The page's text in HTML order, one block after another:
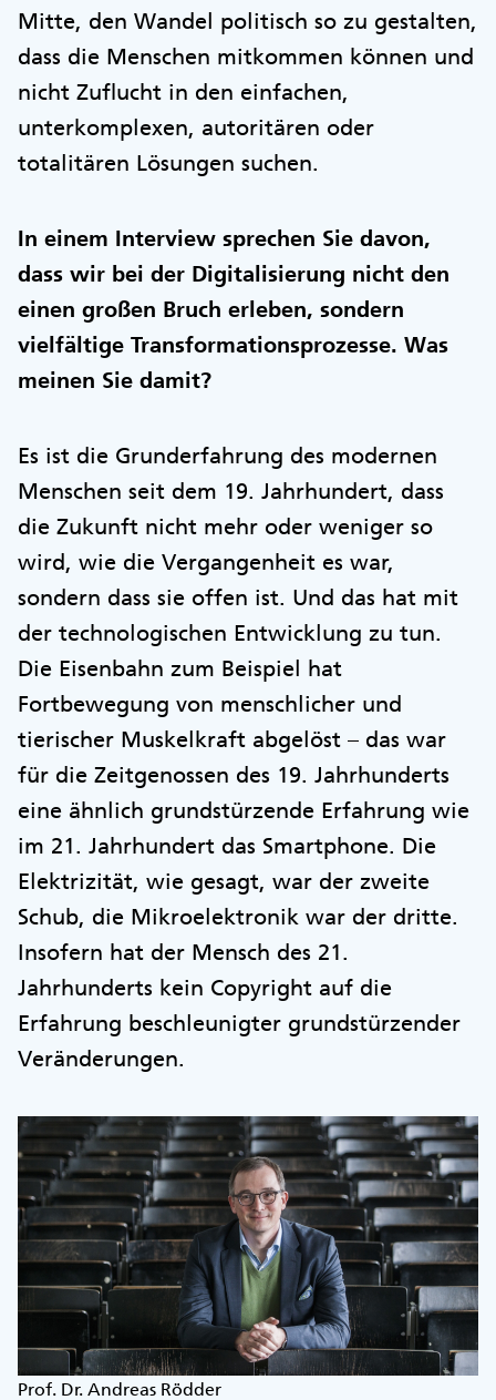
Mitte, den Wandel politisch so zu gestalten,
dass die Menschen mitkommen können und
nicht Zuflucht in den einfachen,
unterkomplexen, autoritären oder
totalitären Lösungen suchen.
In einem Interview sprechen Sie davon,
dass wir bei der Digitalisierung nicht den
einen großen Bruch erleben, sondern
vielfältige Transformationsprozesse. Was
meinen Sie damit?
Es ist die Grunderfahrung des modernen
Menschen seit dem 19. Jahrhundert, dass
die Zukunft nicht mehr oder weniger so
wird, wie die Vergangenheit es war,
sondern dass sie offen ist. Und das hat mit
der technologischen Entwicklung zu tun.
Die Eisenbahn zum Beispiel hat
Fortbewegung von menschlicher und
tierischer Muskelkraft abgelöst – das war
für die Zeitgenossen des 19. Jahrhunderts
eine ähnlich grundstürzende Erfahrung wie
im 21. Jahrhundert das Smartphone. Die
Elektrizität, wie gesagt, war der zweite
Schub, die Mikroelektronik war der dritte.
Insofern hat der Mensch des 21.
Jahrhunderts kein Copyright auf die
Erfahrung beschleunigter grundstürzender
Veränderungen.
Prof. Dr. Andreas Rödder